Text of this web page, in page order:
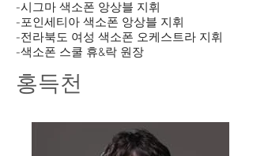
-시그마 색소폰 앙상블 지휘
-포인세티아 색소폰 앙상블 지휘
-전라북도 여성 색소폰 오케스트라 지휘
-색소폰 스쿨 휴&락 원장
홍득천